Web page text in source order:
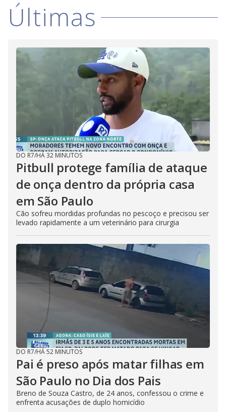
Últimas
DO R7/HÁ 32 MINUTOS
Pitbull protege família de ataque
de onça dentro da própria casa
em São Paulo
Cão sofreu mordidas profundas no pescoço e precisou ser
levado rapidamente a um veterinário para cirurgia
DO R7/HÁ 52 MINUTOS
Pai é preso após matar filhas em
São Paulo no Dia dos Pais
Breno de Souza Castro, de 24 anos, confessou o crime e
enfrenta acusações de duplo homicídio